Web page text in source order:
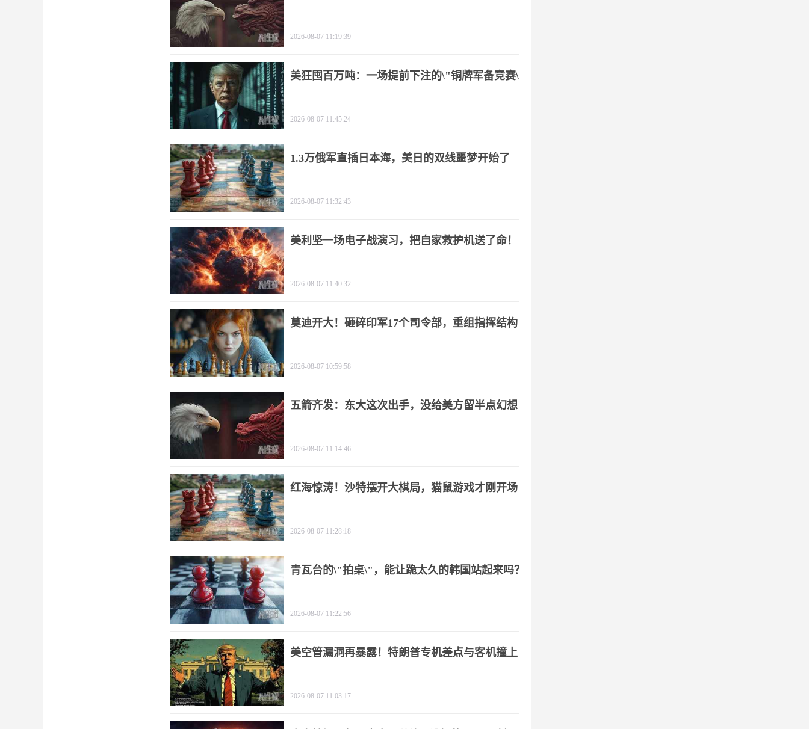
2026-08-07 11:19:39
美狂囤百万吨：一场提前下注的\"铜牌军备竞赛\"
2026-08-07 11:45:24
1.3万俄军直插日本海，美日的双线噩梦开始了
2026-08-07 11:32:43
美利坚一场电子战演习，把自家救护机送了命！
2026-08-07 11:40:32
莫迪开大！砸碎印军17个司令部，重组指挥结构
2026-08-07 10:59:58
五箭齐发：东大这次出手，没给美方留半点幻想
2026-08-07 11:14:46
红海惊涛！沙特摆开大棋局，猫鼠游戏才刚开场
2026-08-07 11:28:18
青瓦台的\"拍桌\"，能让跪太久的韩国站起来吗？
2026-08-07 11:22:56
美空管漏洞再暴露！特朗普专机差点与客机撞上
2026-08-07 11:03:17